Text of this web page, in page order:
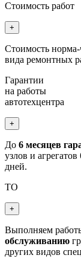
Стоимость работ
+
Стоимость норма-
вида ремонтных
Гарантии
на работы
автотехцентра
+
До 6 месяцев
узлов и
дней.
ТО
+
Выполняем
обслуживанию
других видов